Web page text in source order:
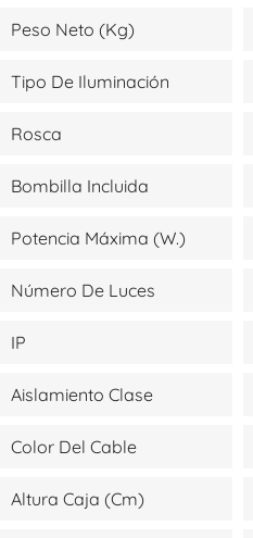
Peso Neto (kg)
Tipo De Iluminación
Rosca
Bombilla Incluida
Potencia Máxima (W.)
Número De Luces
IP
Aislamiento Clase
Color Del Cable
Altura Caja (cm)